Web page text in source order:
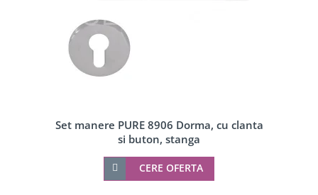
Set manere PURE 8906 Dorma, cu clanta
si buton, stanga
CERE OFERTA